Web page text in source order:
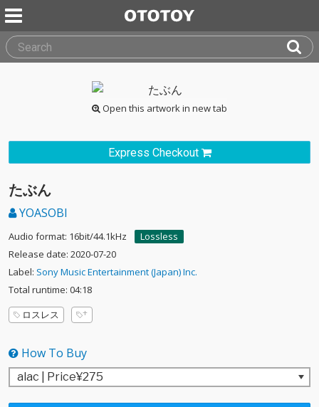
Open this artwork in new tab
Express Checkout
たぶん
YOASOBI
Audio format: 16bit/44.1kHz
Lossless
Release date: 2020-07-20
Label: Sony Music Entertainment (Japan) Inc.
Total runtime: 04:18
ロスレス
How To Buy